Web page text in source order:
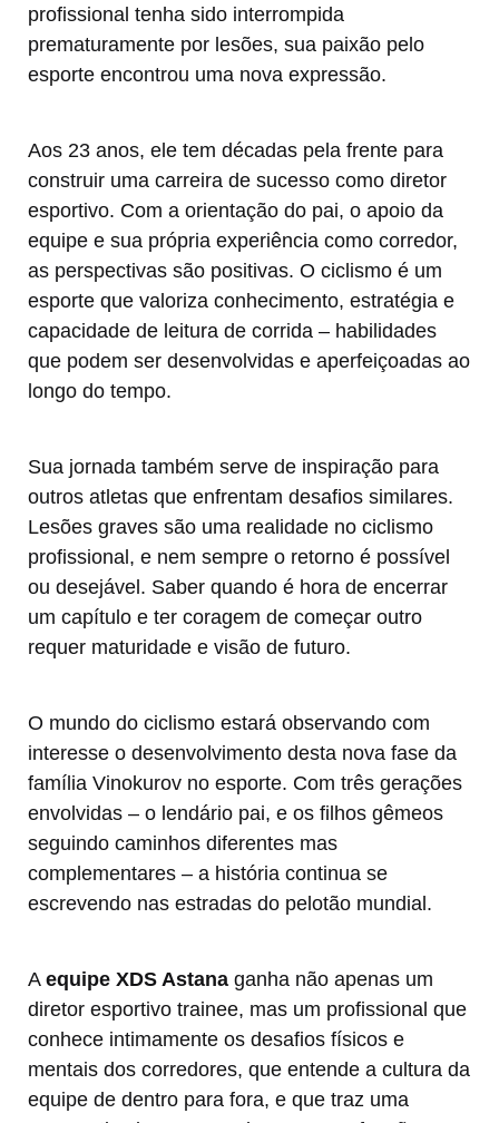
profissional tenha sido interrompida
prematuramente por lesões, sua paixão pelo
esporte encontrou uma nova expressão.
Aos 23 anos, ele tem décadas pela frente para
construir uma carreira de sucesso como diretor
esportivo. Com a orientação do pai, o apoio da
equipe e sua própria experiência como corredor,
as perspectivas são positivas. O ciclismo é um
esporte que valoriza conhecimento, estratégia e
capacidade de leitura de corrida – habilidades
que podem ser desenvolvidas e aperfeiçoadas ao
longo do tempo.
Sua jornada também serve de inspiração para
outros atletas que enfrentam desafios similares.
Lesões graves são uma realidade no ciclismo
profissional, e nem sempre o retorno é possível
ou desejável. Saber quando é hora de encerrar
um capítulo e ter coragem de começar outro
requer maturidade e visão de futuro.
O mundo do ciclismo estará observando com
interesse o desenvolvimento desta nova fase da
família Vinokurov no esporte. Com três gerações
envolvidas – o lendário pai, e os filhos gêmeos
seguindo caminhos diferentes mas
complementares – a história continua se
escrevendo nas estradas do pelotão mundial.
A equipe XDS Astana ganha não apenas um
diretor esportivo trainee, mas um profissional que
conhece intimamente os desafios físicos e
mentais dos corredores, que entende a cultura da
equipe de dentro para fora, e que traz uma